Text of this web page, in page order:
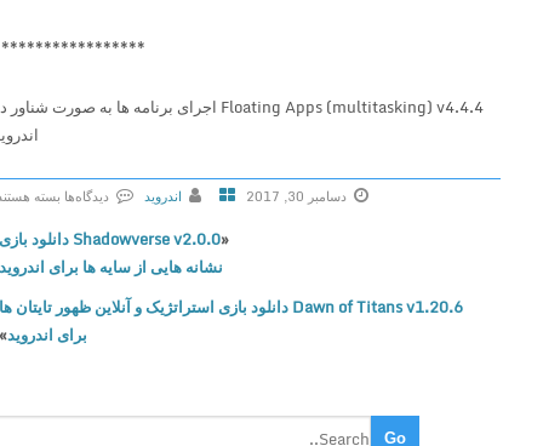
******************
Floating Apps (multitasking) v4.4.4 اجرای برنامه ها به صورت شناور در
اندروید
دسامبر 30, 2017 اندروید
دیدگاه‌ها
ر
ا
ی
a
بسته هستند
Shadowverse v2.0.0 دانلود بازی
نشانه هایی از سایه ها برای اندروید
Dawn of Titans v1.20.6 دانلود بازی استراتژیک و آنلاین ظهور تایتان ها
برای اندروید»